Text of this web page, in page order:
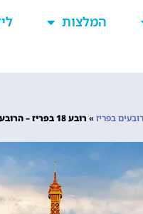
המלצות
רובעים בפריז» רובע 18 בפריז – הרובע השמונה עשרה בפריז